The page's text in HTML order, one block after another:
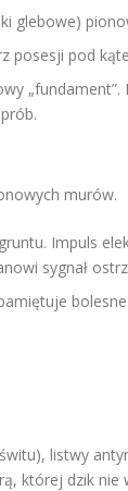
glebowe)
posesji pod
murów.
Impuls
sygnał
listwy
której dzik nie